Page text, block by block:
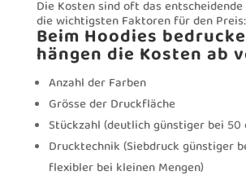
Die Kosten sind oft das
die wichtigsten Faktoren für den Preis:
Beim Hoodies
hängen die Kosten ab
Anzahl der Farben
Grösse der Druckfläche
Stückzahl (deutlich günstiger bei 50
Drucktechnik (Siebdruck günstiger
flexibler bei kleinen Mengen)